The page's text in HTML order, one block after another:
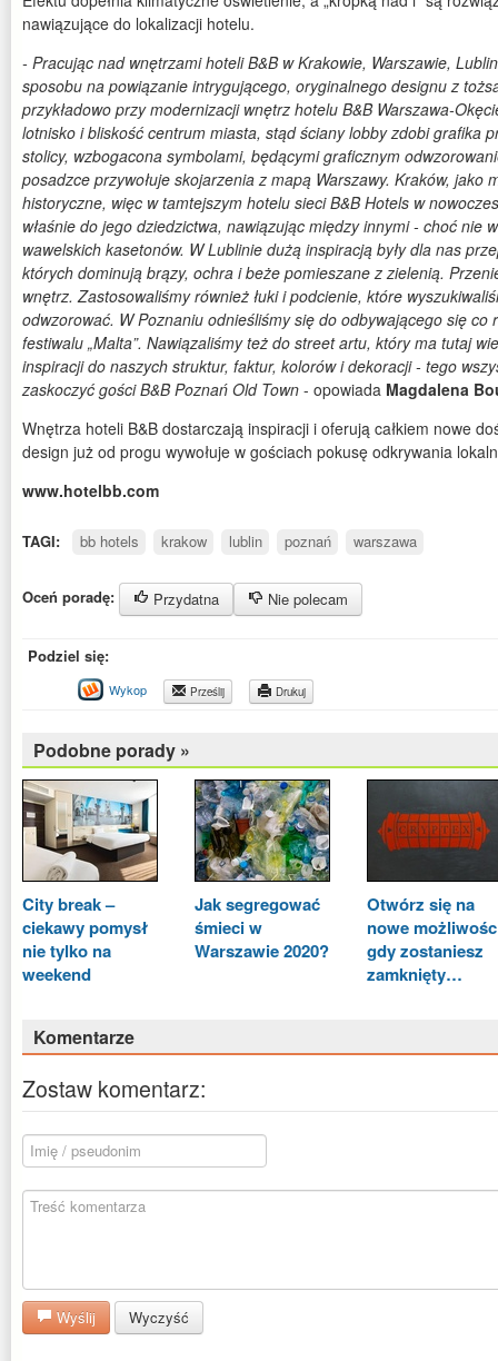
nawiązujące do lokalizacji hotelu.
- Pracując nad wnętrzami hoteli B&B w Krakowie, Warszawie,
sposobu na powiązanie intrygującego, oryginalnego designu z
przykładowo przy modernizacji wnętrz hotelu B&B Warszawa-
lotnisko i bliskość centrum miasta, stąd ściany lobby zdobi grafika
stolicy, wzbogacona symbolami, będącymi graficznym
posadzce przywołuje skojarzenia z mapą Warszawy. Kraków, jako
historyczne, więc w tamtejszym hotelu sieci B&B Hotels w
właśnie do jego dziedzictwa, nawiązując między innymi - choć nie
wawelskich kasetonów. W Lublinie dużą inspiracją były dla nas
których dominują brązy, ochra i beże pomieszane z zielenią.
wnętrz. Zastosowaliśmy również łuki i podcienie, które
odwzorować. W Poznaniu odnieśliśmy się do odbywającego się co
festiwalu „Malta”. Nawiązaliśmy też do street artu, który ma tutaj
inspiracji do naszych struktur, faktur, kolorów i dekoracji - tego
zaskoczyć gości B&B Poznań Old Town - opowiada Magdalena
Wnętrza hoteli B&B dostarczają inspiracji i oferują całkiem nowe
design już od progu wywołuje w gościach pokusę odkrywania
www.hotelbb.com
TAGI: bb hotels krakow lublin poznań warszawa
Oceń poradę: Przydatna Nie polecam
Podziel się:
Wykop Prześlij Drukuj
Podobne porady »
City break –
ciekawy pomysł
nie tylko na
weekend
Jak segregować
śmieci w
Warszawie 2020?
Otwórz się na
nowe
gdy zostaniesz
zamknięty…
Komentarze
Zostaw komentarz:
Wyślij Wyczyść